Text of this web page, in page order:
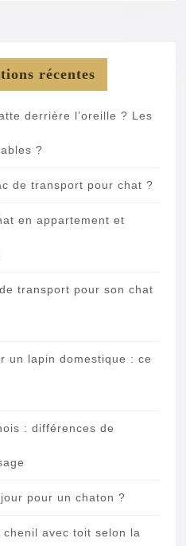
récentes
derrière l’oreille ? Les
?
de transport pour chat ?
en appartement et
transport pour son chat
un lapin domestique : ce
: différences de
pour un chaton ?
avec toit selon la